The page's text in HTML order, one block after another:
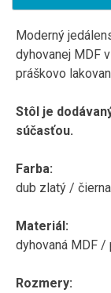
Moderný
dyhovanej MDF
práškovo
Stôl je
súčasťou.
Farba:
dub zlatý / čierna
Materiál:
dyhovaná MDF /
Rozmery: